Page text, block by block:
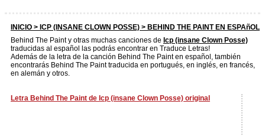
INICIO > ICP (INSANE CLOWN POSSE) > BEHIND THE PAINT EN ESPAñOL
Behind The Paint y otras muchas canciones de Icp (insane Clown Posse)
traducidas al español las podrás encontrar en Traduce Letras!
Además de la letra de la canción Behind The Paint en español, también
encontrarás Behind The Paint traducida en portugués, en inglés, en francés,
en alemán y otros.
Letra Behind The Paint de Icp (insane Clown Posse) original